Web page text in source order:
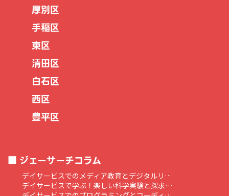
厚別区
手稲区
東区
清田区
白石区
西区
豊平区
ジェーサーチコラム
デイサービスでのメディア教育とデジタルリ…
デイサービスで学ぶ！楽しい科学実験と探求…